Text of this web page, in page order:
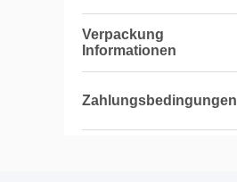
Verpackung
Informationen
Zahlungsbedingungen